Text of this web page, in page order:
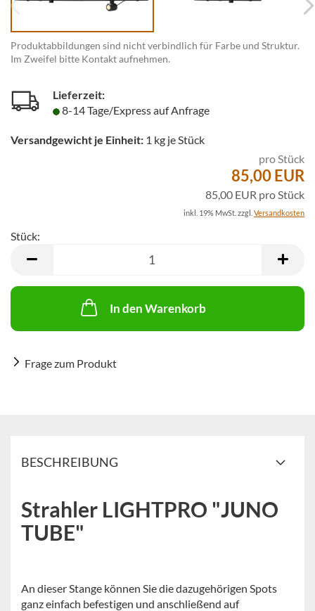
Produktabbildungen sind nicht verbindlich für Farbe und Struktur.
Im Zweifel bitte Kontakt aufnehmen.
Lieferzeit:
8-14 Tage/Express auf Anfrage
Versandgewicht je Einheit: 1 kg je Stück
pro Stück
85,00 EUR
85,00 EUR pro Stück
inkl. 19% MwSt. zzgl. Versandkosten
Stück:
In den Warenkorb
Frage zum Produkt
BESCHREIBUNG
Strahler LIGHTPRO "JUNO
TUBE"
An dieser Stange können Sie die dazugehörigen Spots
ganz einfach befestigen und anschließend auf